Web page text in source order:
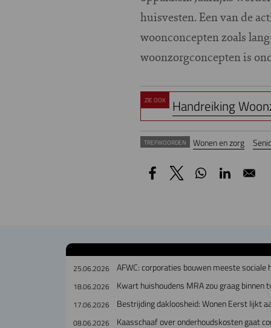
huisvesten. Een van de
woonconcepten zoals
woonzorgconcepten is
ZIE OOK Handreiking
TREFWOORDEN Wonen en zorg
25.06.2026 AFWC: corporaties bouwen meeste sociale
18.06.2026 Kwart huishoudens MRA zou graag binnen
17.06.2026 Bestrijding dakloosheid: Wonen Eerst lijkt
08.06.2026 Kaasschaaf over onderhoudskosten gaat